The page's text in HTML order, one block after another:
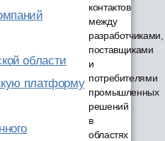
области
платформу
контактов
между
разработчиками,
поставщиками
и
потребителями
промышленных
решений
в
областях